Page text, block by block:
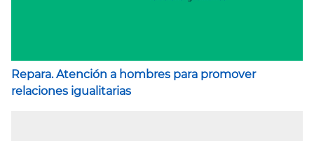
Repara. Atención a hombres para promover
relaciones igualitarias